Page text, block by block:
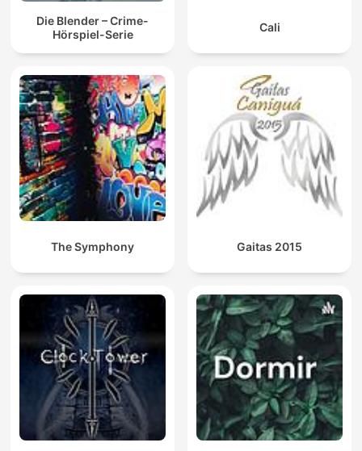
Die Blender – Crime-
Hörspiel-Serie
Cali
The Symphony Gaitas 2015